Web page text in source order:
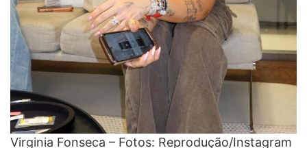
Virginia Fonseca – Fotos: Reprodução/Instagram